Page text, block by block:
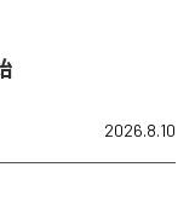
2026.8.10